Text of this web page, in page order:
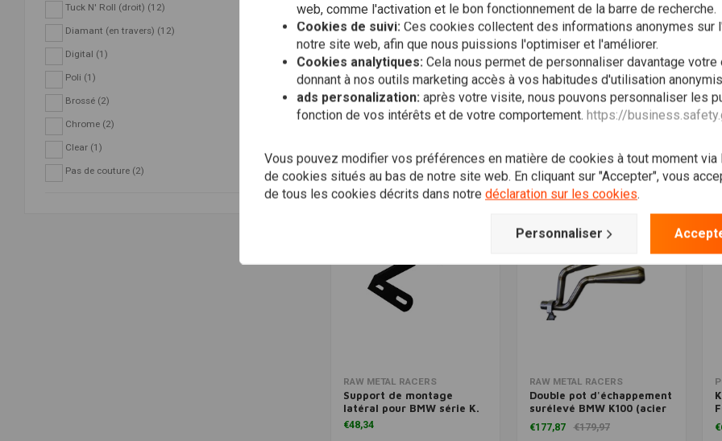
Tuck N' Roll (droit) (12)
Diamant (en travers) (12)
Digital (1)
Poli (1)
Brossé (2)
Chrome (2)
Clear (1)
Pas de couture (2)
Ajouter au panier
C.RACER
Caches Latéraux Avant
BMW K75/K100
€98,94
souhaits
Ajouter au panier
POWERBRICK
RE-01 Silencieux de Haute
Qualité
€374,95
souhaits
Ajouter au panier
RAW METAL RACERS
Support de montage
latéral pour BMW série K.
€48,34
Ajouter au panier
RAW METAL RACERS
Double pot d'échappement
surélevé BMW K100 (acier
inoxydable)
€177,87 €179,97
web, comme l'activation et le bon fonctionnement de la barre de recherche.
Cookies de suivi: Ces cookies collectent des informations anonymes sur
notre site web, afin que nous puissions l'optimiser et l'améliorer.
Cookies analytiques: Cela nous permet de personnaliser davantage votre
donnant à nos outils marketing accès à vos habitudes d'utilisation
ads personalization: après votre visite, nous pouvons personnaliser les
fonction de vos intérêts et de votre comportement. https://
Vous pouvez modifier vos préférences en matière de cookies à tout moment via
de cookies situés au bas de notre site web. En cliquant sur "Accepter", vous
de tous les cookies décrits dans notre déclaration sur les cookies.
Personnaliser